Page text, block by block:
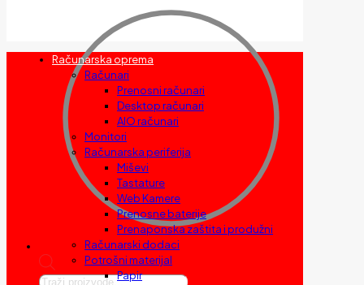
Products
Računarska oprema
Računari
Prenosni računari
Desktop računari
AIO računari
Monitori
Računarska periferija
Miševi
Tastature
Web Kamere
Prenosne baterije
Prenaponska zaštita i produžni
Računarski dodaci
Potrošni materijal
Papir